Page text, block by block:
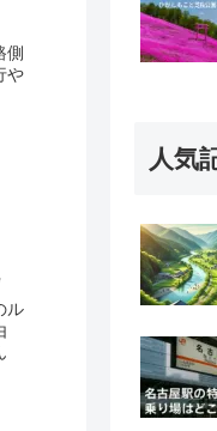
側
や
ル
人気